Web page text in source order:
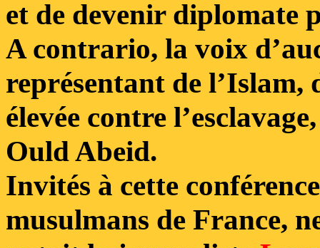
et de devenir diplomate
A contrario, la voix
représentant de l’Islam,
élevée contre
Ould Abeid.
Invités à cette
musulmans de France,